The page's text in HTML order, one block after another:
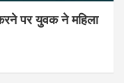
पर युवक ने महिला